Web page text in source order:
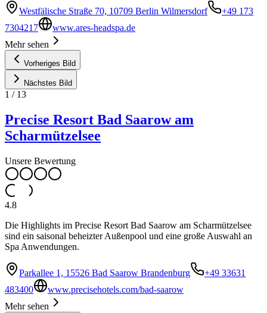
Westfälische Straße 70, 10709 Berlin Wilmersdorf
+49 173
7304217
www.ares-headspa.de
Mehr sehen
Vorheriges Bild
Nächstes Bild
1 / 13
Precise Resort Bad Saarow am
Scharmützelsee
Unsere Bewertung
4.8
Die Highlights im Precise Resort Bad Saarow am Scharmützelsee
sind ein saisonal beheizter Außenpool und eine große Auswahl an
Spa Anwendungen.
Parkallee 1, 15526 Bad Saarow Brandenburg
+49 33631
483400
www.precisehotels.com/bad-saarow
Mehr sehen